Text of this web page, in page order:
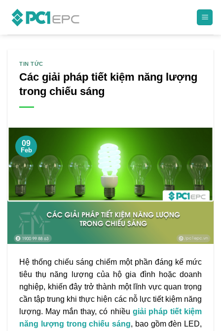
TIN TỨC
Các giải pháp tiết kiệm năng lượng
trong chiếu sáng
09
Feb
Hệ thống chiếu sáng chiếm một phần đáng kể mức
tiêu thụ năng lượng của hộ gia đình hoặc doanh
nghiệp, khiến đây trở thành một lĩnh vực quan trọng
cần tập trung khi thực hiện các nỗ lực tiết kiệm năng
lượng. May mắn thay, có nhiều giải pháp tiết kiệm
năng lượng trong chiếu sáng, bao gồm đèn LED,